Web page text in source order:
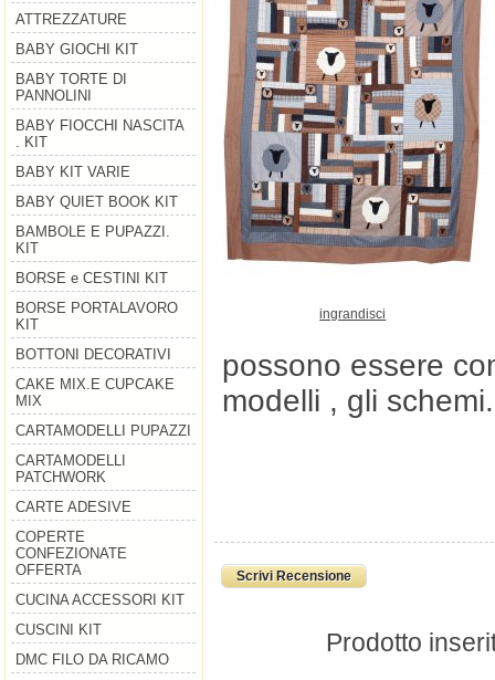
ATTREZZATURE
BABY GIOCHI KIT
BABY TORTE DI
PANNOLINI
BABY FIOCCHI NASCITA
. KIT
BABY KIT VARIE
BABY QUIET BOOK KIT
BAMBOLE E PUPAZZI.
KIT
BORSE e CESTINI KIT
BORSE PORTALAVORO
KIT
BOTTONI DECORATIVI
CAKE MIX.E CUPCAKE
MIX
CARTAMODELLI PUPAZZI
CARTAMODELLI
PATCHWORK
CARTE ADESIVE
COPERTE
CONFEZIONATE
OFFERTA
CUCINA ACCESSORI KIT
CUSCINI KIT
DMC FILO DA RICAMO
ingrandisci
possono essere
modelli , gli schemi.
Scrivi Recensione
Prodotto